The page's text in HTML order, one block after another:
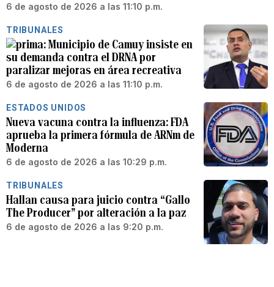
6 de agosto de 2026 a las 11:10 p.m.
TRIBUNALES
Municipio de Camuy insiste en
su demanda contra el DRNA por
paralizar mejoras en área recreativa
6 de agosto de 2026 a las 11:10 p.m.
ESTADOS UNIDOS
Nueva vacuna contra la influenza: FDA
aprueba la primera fórmula de ARNm de
Moderna
6 de agosto de 2026 a las 10:29 p.m.
TRIBUNALES
Hallan causa para juicio contra “Gallo
The Producer” por alteración a la paz
6 de agosto de 2026 a las 9:20 p.m.